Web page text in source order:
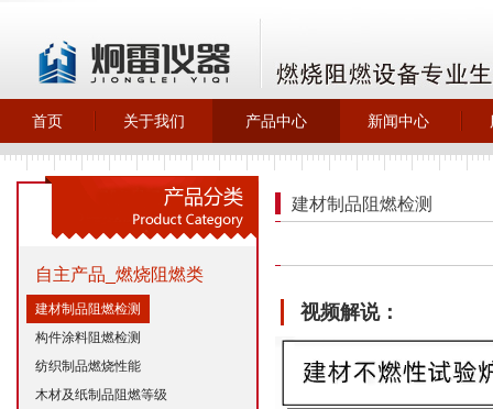
首页 关于我们 产品中心 新闻中心
> 关于炯雷仪器 > 自主产品_燃烧
橡胶塑料检测
> 自主产品_试验
机试验箱
> 最新动态
>企业新闻
>行业动态
>
自主产品_燃烧阻燃类
建材制品阻燃检测
构件涂料阻燃检测
纺织制品燃烧性能
木材及纸制品阻燃等级
建材制品阻燃检测
视频解说：